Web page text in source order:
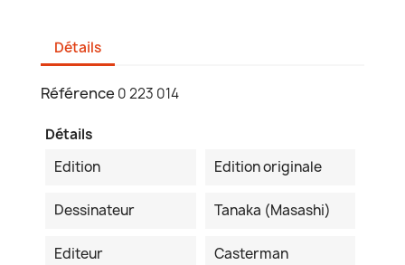
Détails
Référence 0 223 014
Détails
Edition
Edition originale
Dessinateur Tanaka (Masashi)
Editeur Casterman